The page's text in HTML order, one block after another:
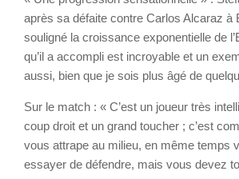
après sa défaite contre Carlos Alcaraz à
souligné la croissance exponentielle de
qu’il a accompli est incroyable et un
aussi, bien que je sois plus âgé de
Sur le match : « C’est un joueur très
coup droit et un grand toucher ; c’est
vous attrape au milieu, en même temps
essayer de défendre, mais vous devez